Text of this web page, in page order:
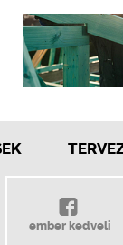
ember kedveli